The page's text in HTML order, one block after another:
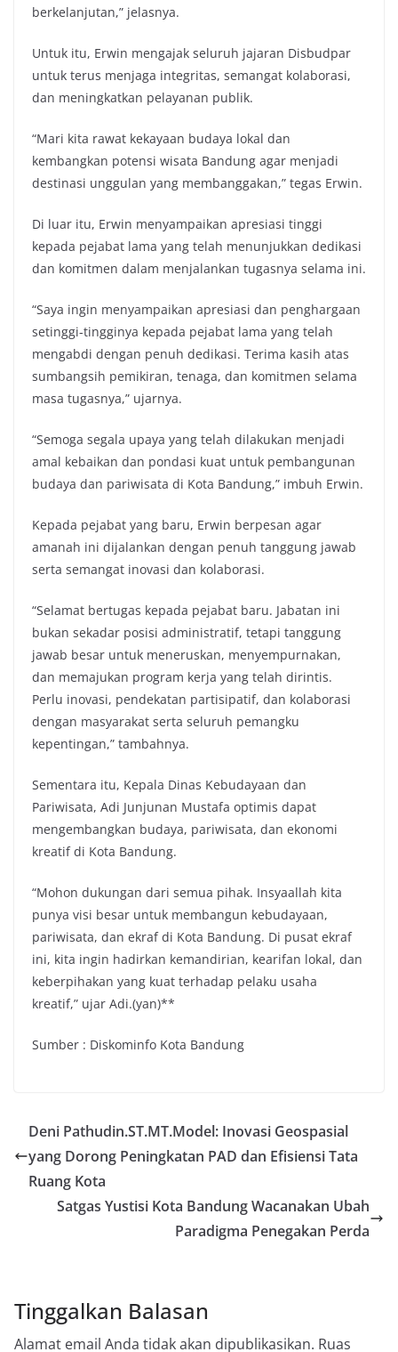
berkelanjutan,” jelasnya.
Untuk itu, Erwin mengajak seluruh jajaran Disbudpar
untuk terus menjaga integritas, semangat kolaborasi,
dan meningkatkan pelayanan publik.
“Mari kita rawat kekayaan budaya lokal dan
kembangkan potensi wisata Bandung agar menjadi
destinasi unggulan yang membanggakan,” tegas Erwin.
Di luar itu, Erwin menyampaikan apresiasi tinggi
kepada pejabat lama yang telah menunjukkan dedikasi
dan komitmen dalam menjalankan tugasnya selama ini.
“Saya ingin menyampaikan apresiasi dan penghargaan
setinggi-tingginya kepada pejabat lama yang telah
mengabdi dengan penuh dedikasi. Terima kasih atas
sumbangsih pemikiran, tenaga, dan komitmen selama
masa tugasnya,” ujarnya.
“Semoga segala upaya yang telah dilakukan menjadi
amal kebaikan dan pondasi kuat untuk pembangunan
budaya dan pariwisata di Kota Bandung,” imbuh Erwin.
Kepada pejabat yang baru, Erwin berpesan agar
amanah ini dijalankan dengan penuh tanggung jawab
serta semangat inovasi dan kolaborasi.
“Selamat bertugas kepada pejabat baru. Jabatan ini
bukan sekadar posisi administratif, tetapi tanggung
jawab besar untuk meneruskan, menyempurnakan,
dan memajukan program kerja yang telah dirintis.
Perlu inovasi, pendekatan partisipatif, dan kolaborasi
dengan masyarakat serta seluruh pemangku
kepentingan,” tambahnya.
Sementara itu, Kepala Dinas Kebudayaan dan
Pariwisata, Adi Junjunan Mustafa optimis dapat
mengembangkan budaya, pariwisata, dan ekonomi
kreatif di Kota Bandung.
“Mohon dukungan dari semua pihak. Insyaallah kita
punya visi besar untuk membangun kebudayaan,
pariwisata, dan ekraf di Kota Bandung. Di pusat ekraf
ini, kita ingin hadirkan kemandirian, kearifan lokal, dan
keberpihakan yang kuat terhadap pelaku usaha
kreatif,” ujar Adi.(yan)**
Sumber : Diskominfo Kota Bandung
Deni Pathudin.ST.MT.Model: Inovasi Geospasial
yang Dorong Peningkatan PAD dan Efisiensi Tata
Ruang Kota
Satgas Yustisi Kota Bandung Wacanakan Ubah
Paradigma Penegakan Perda
Tinggalkan Balasan
Alamat email Anda tidak akan dipublikasikan. Ruas